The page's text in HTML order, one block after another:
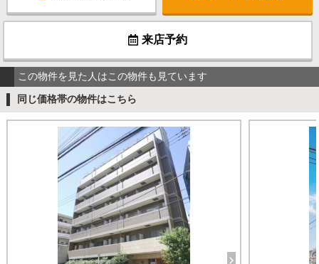
来店予約
この物件を見た人はこの物件も見ています
同じ価格帯の物件はこちら